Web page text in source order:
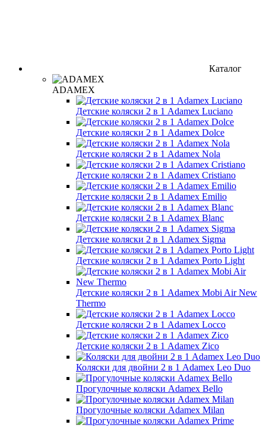
Каталог
ADAMEX
Детские коляски 2 в 1 Adamex Luciano
Детские коляски 2 в 1 Adamex Dolce
Детские коляски 2 в 1 Adamex Nola
Детские коляски 2 в 1 Adamex Cristiano
Детские коляски 2 в 1 Adamex Emilio
Детские коляски 2 в 1 Adamex Blanc
Детские коляски 2 в 1 Adamex Sigma
Детские коляски 2 в 1 Adamex Porto Light
Детские коляски 2 в 1 Adamex Mobi Air New
Thermo
Детские коляски 2 в 1 Adamex Locco
Детские коляски 2 в 1 Adamex Zico
Коляски для двойни 2 в 1 Adamex Leo Duo
Прогулочные коляски Adamex Bello
Прогулочные коляски Adamex Milan